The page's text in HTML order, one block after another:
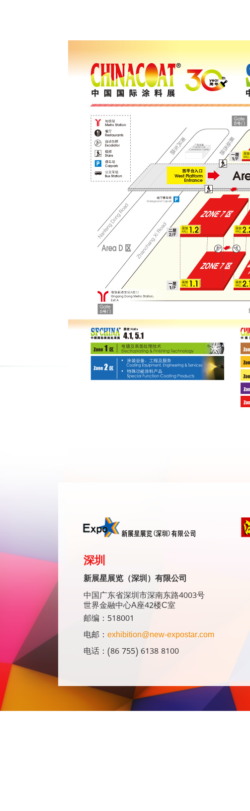
深圳
新展星展览（深圳）有限公司
中国广东省深圳市深南东路4003号
世界金融中心A座42楼C室
邮编：518001
电邮： exhibition@new-expostar.com
电话：(86 755) 6138 8100